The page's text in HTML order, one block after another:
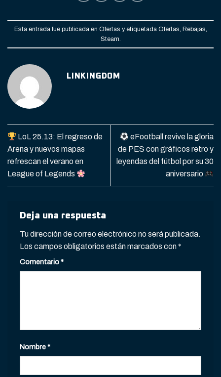
Esta entrada fue publicada en Ofertas y etiquetada Ofertas Rebajas
Steam
LINKINGDOM
LoL 25.13: El regreso de
Arena y nuevos mapas
refrescan el verano en
League of Legends
eFootball revive la gloria
de PES con gráficos retro y
leyendas del fútbol por su 30
aniversario
Deja una respuesta
Tu dirección de correo electrónico no será publicada.
Los campos obligatorios están marcados con*
Comentario*
Nombre*